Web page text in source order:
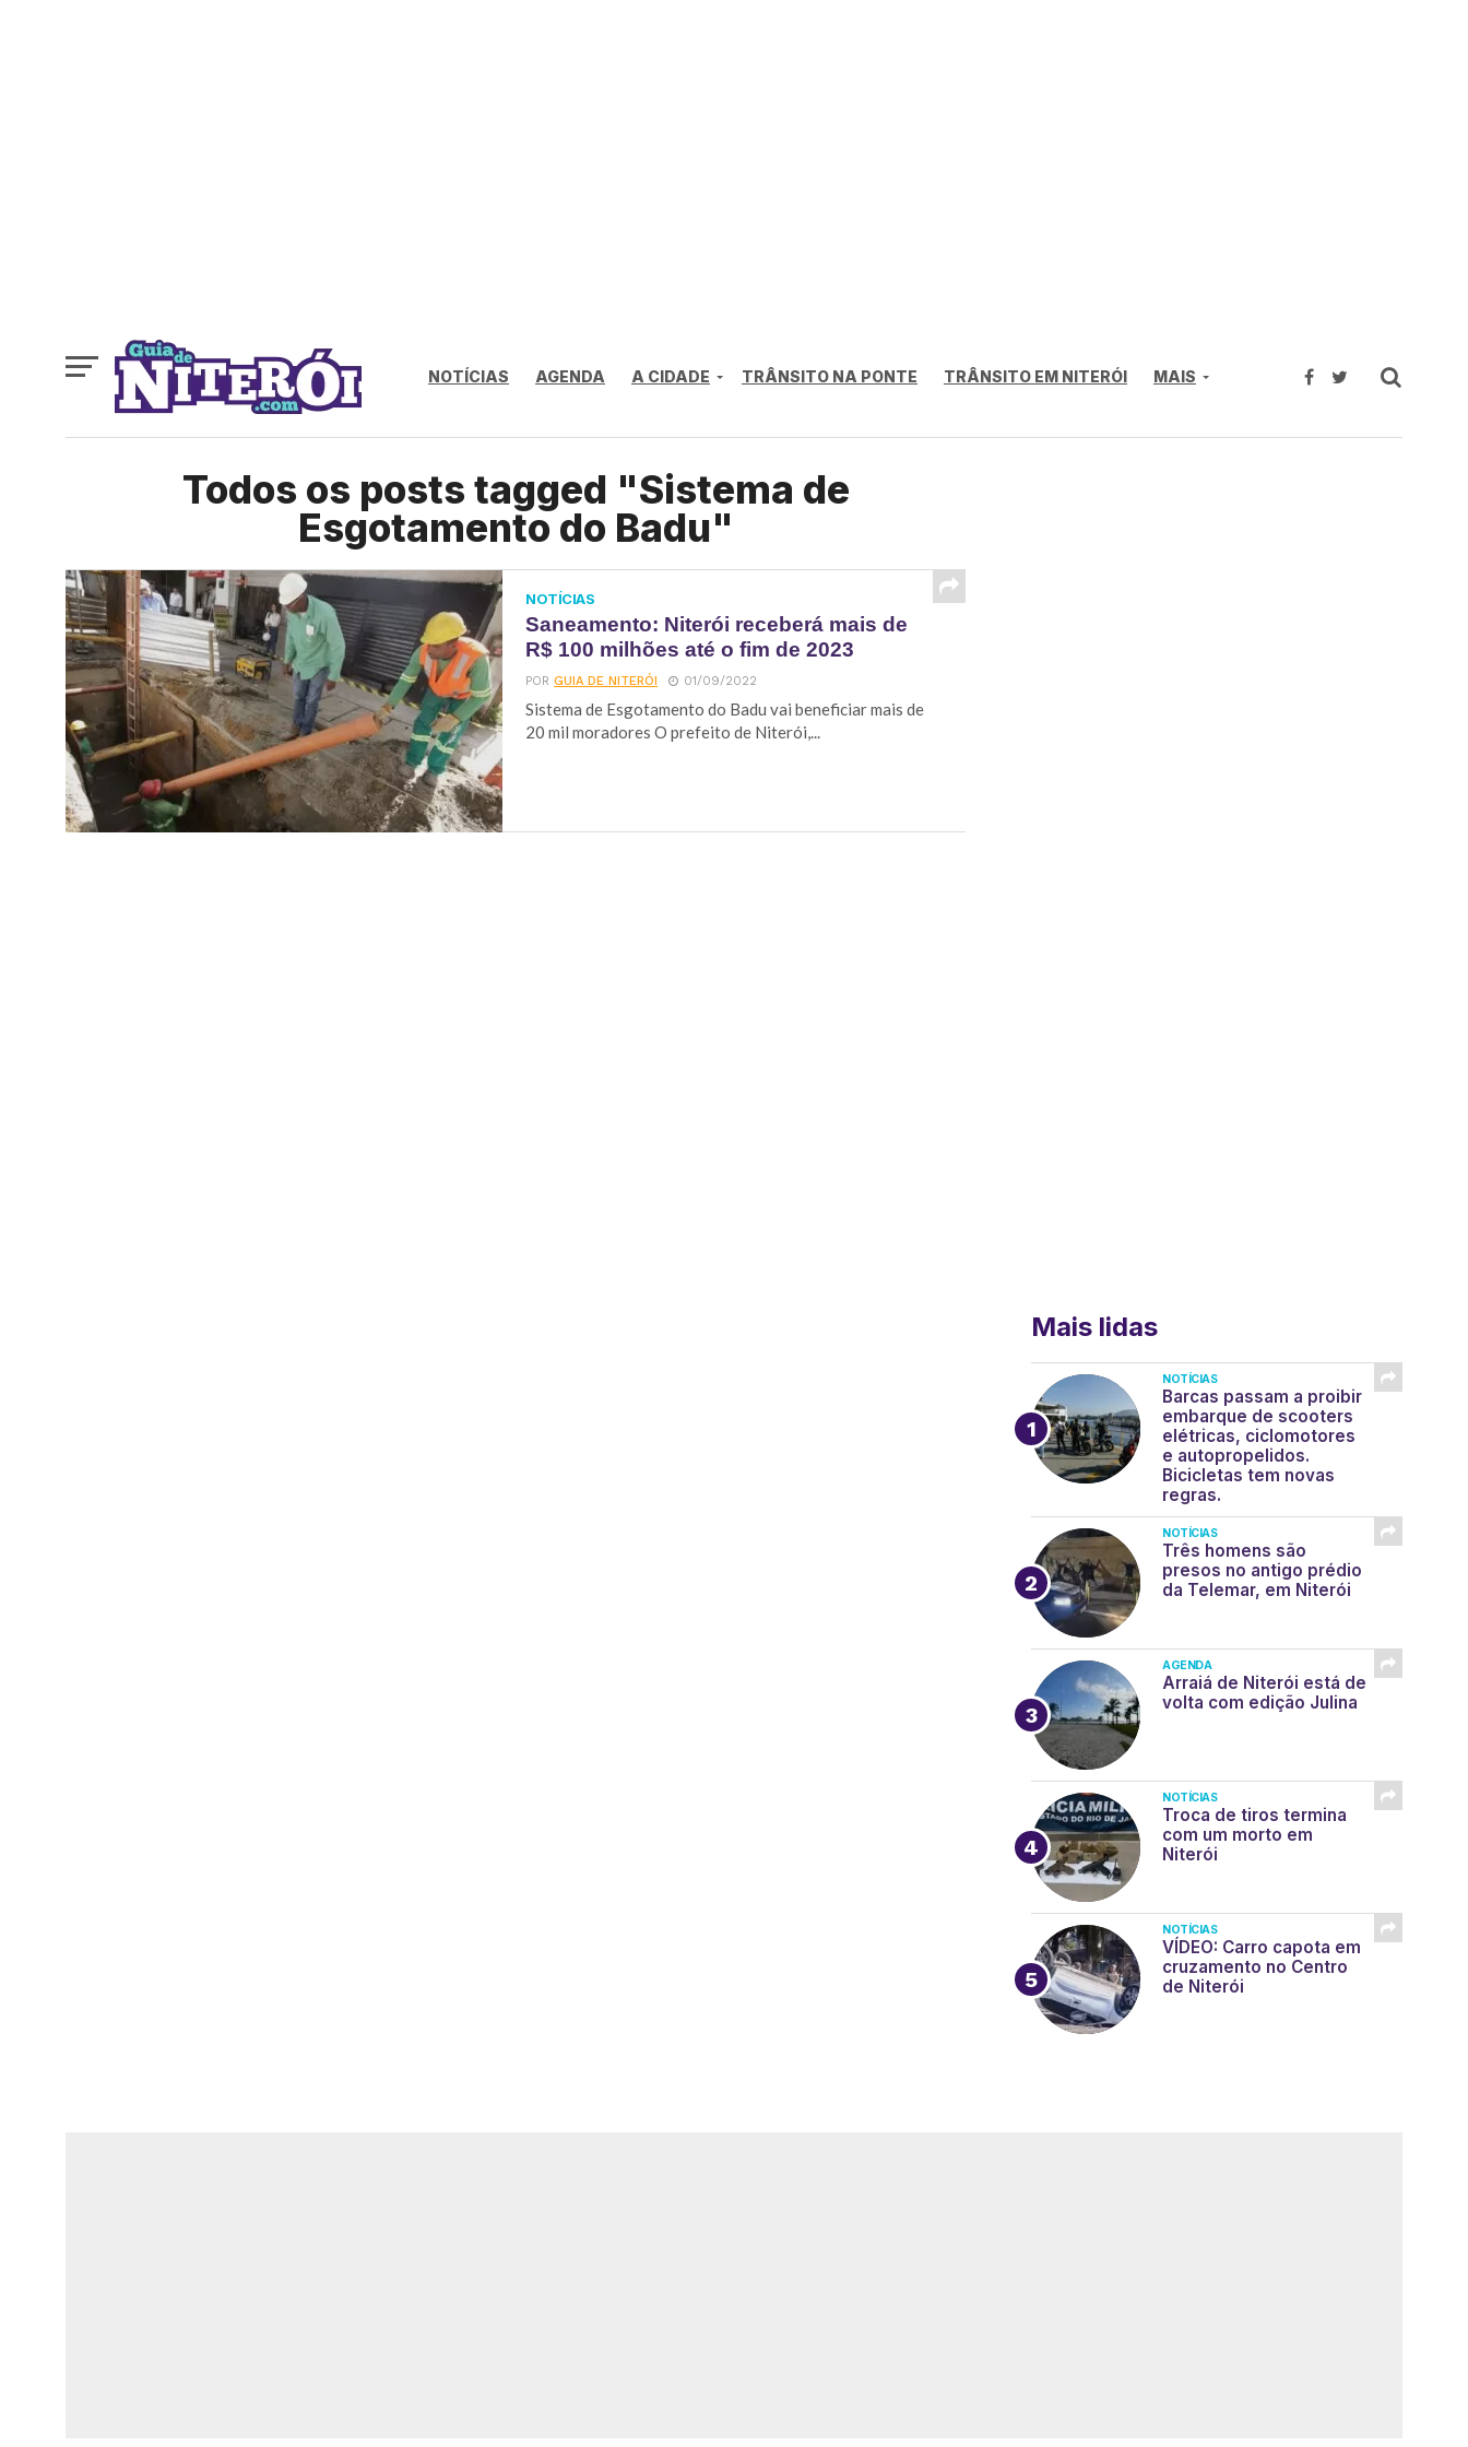
NOTÍCIAS AGENDA A CIDADE TRÂNSITO NA PONTE TRÂNSITO EM NITERÓI MAIS
Todos os posts tagged "Sistema de
Esgotamento do Badu"
NOTÍCIAS
Saneamento: Niterói receberá mais de
R$ 100 milhões até o fim de 2023
PORGUIA DE NITERÓI 01/09/2022
Sistema de Esgotamento do Badu vai beneficiar mais de
20 mil moradores O prefeito de Niterói,...
Mais lidas
NOTÍCIAS
Barcas passam a proibir
embarque de scooters
elétricas, ciclomotores
e autopropelidos.
Bicicletas tem novas
regras.
NOTÍCIAS
Três homens são
presos no antigo prédio
da Telemar, em Niterói
AGENDA
Arraiá de Niterói está de
volta com edição Julina
NOTÍCIAS
Troca de tiros termina
com um morto em
Niterói
NOTÍCIAS
VÍDEO: Carro capota em
cruzamento no Centro
de Niterói